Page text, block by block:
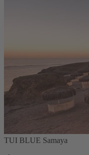
TUI BLUE Samaya